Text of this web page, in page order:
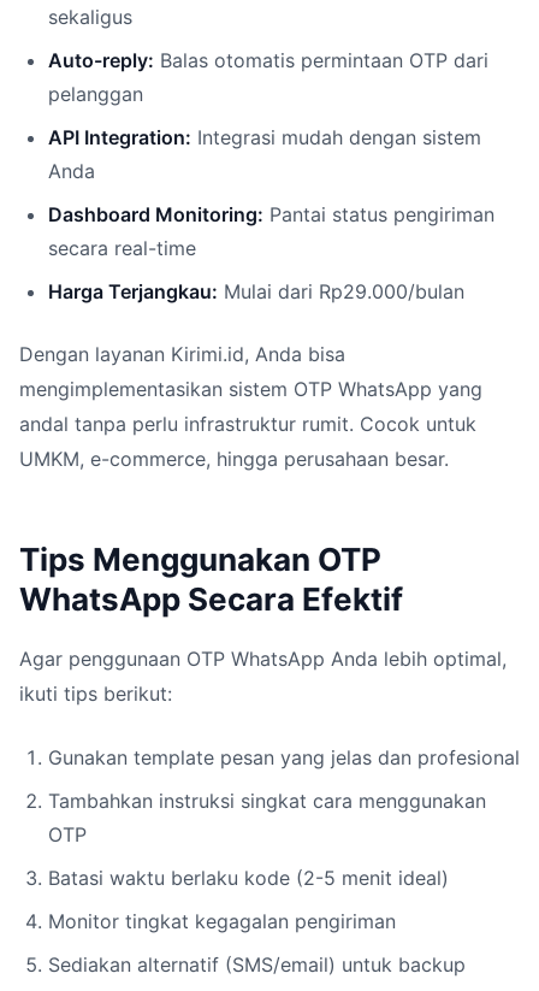
sekaligus
Auto-reply: Balas otomatis permintaan OTP dari
pelanggan
API Integration: Integrasi mudah dengan sistem
Anda
Dashboard Monitoring: Pantai status pengiriman
secara real-time
Harga Terjangkau: Mulai dari Rp29.000/bulan
Dengan layanan Kirimi.id, Anda bisa
mengimplementasikan sistem OTP WhatsApp yang
andal tanpa perlu infrastruktur rumit. Cocok untuk
UMKM, e-commerce, hingga perusahaan besar.
Tips Menggunakan OTP
WhatsApp Secara Efektif
Agar penggunaan OTP WhatsApp Anda lebih optimal,
ikuti tips berikut:
Gunakan template pesan yang jelas dan profesional
Tambahkan instruksi singkat cara menggunakan
OTP
Batasi waktu berlaku kode (2-5 menit ideal)
Monitor tingkat kegagalan pengiriman
Sediakan alternatif (SMS/email) untuk backup